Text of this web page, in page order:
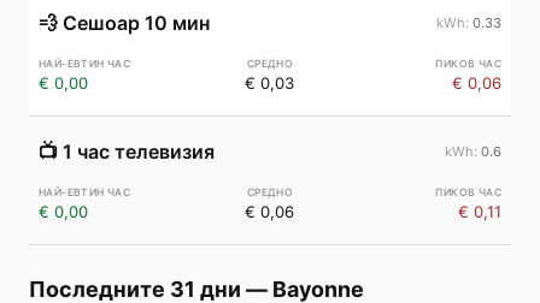
💨 Сешоар 10 мин 0.33
€ 0,00 € 0,03 € 0,06
📺 1 час телевизия 0.6
€ 0,00 € 0,06 € 0,11
Последните 31 дни — Bayonne